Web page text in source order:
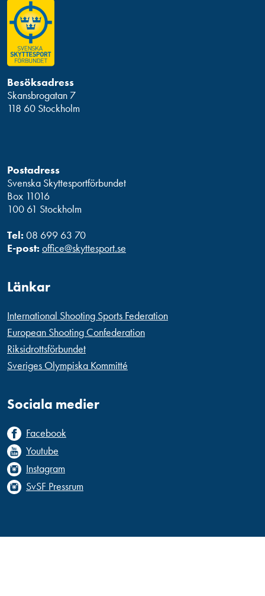
Besöksadress
Skansbrogatan 7
118 60 Stockholm
Postadress
Svenska Skyttesportförbundet
Box 11016
100 61 Stockholm
Tel: 08 699 63 70
E-post: office@skyttesport.se
Länkar
International Shooting Sports Federation
European Shooting Confederation
Riksidrottsförbundet
Sveriges Olympiska Kommitté
Sociala medier
Facebook
Youtube
Instagram
SvSF Pressrum